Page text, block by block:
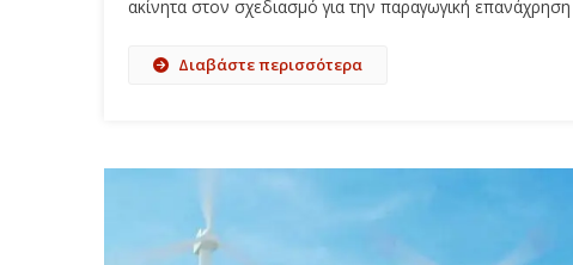
ακίνητα στον σχεδιασμό για την παραγωγική
Διαβάστε περισσότερα